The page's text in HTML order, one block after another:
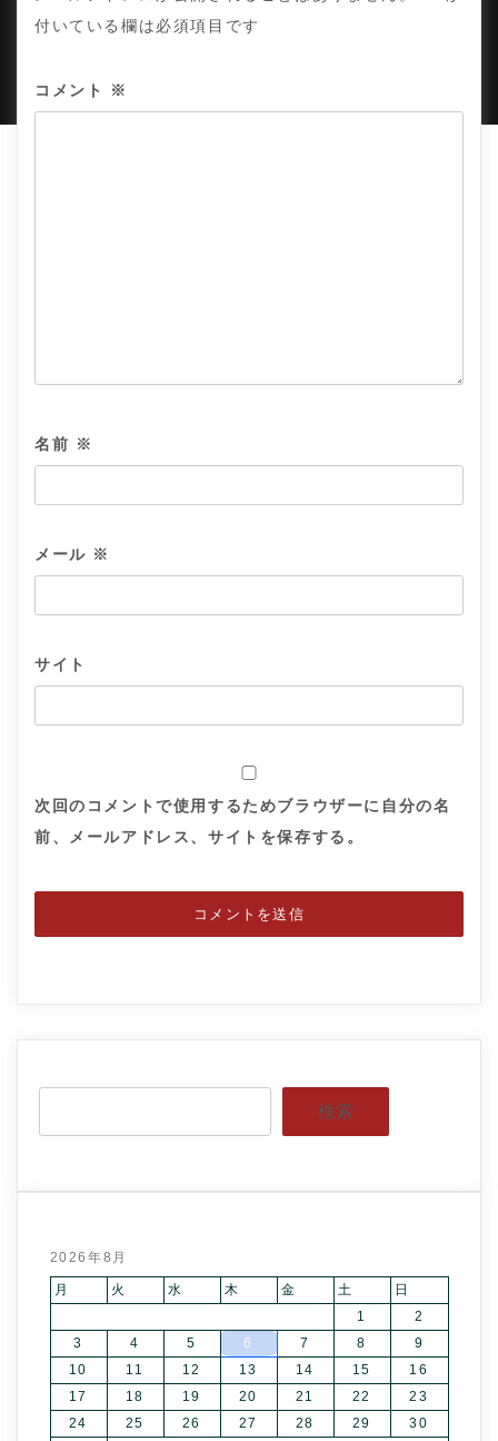
付いている欄は必須項目です
コメント ※
名前 ※
メール ※
サイト
次回のコメントで使用するためブラウザーに自分の名
前、メールアドレス、サイトを保存する。
検索
2026年8月
月 火 水 木 金 土
日
1
2
3
4 5 6 7 8
9
10
11 12 13 14 15
16
17
18 19 20 21 22
23
24
25 26 27 28 29
30